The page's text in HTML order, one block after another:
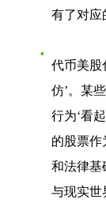
有了对应
代币美股
仿’。某
行为‘看
的股票作
和法律基
与现实世